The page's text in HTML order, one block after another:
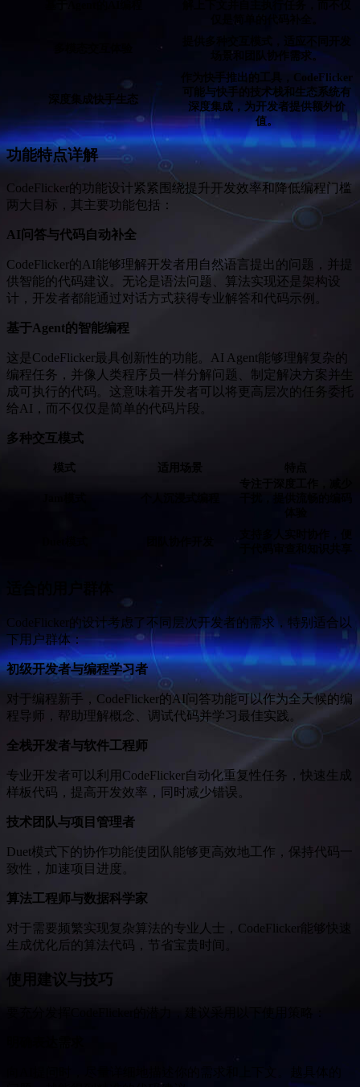
仅是简单的代码补全。
场景和团队协作需求。
深度集成快手生态
作为快手推出的工具，CodeFlicker
可能与快手的技术栈和生态系统有
深度集成，为开发者提供额外价
值。
功能特点详解
CodeFlicker的功能设计紧紧围绕提升开发效率和降低编程门槛
两大目标，其主要功能包括：
AI问答与代码自动补全
CodeFlicker的AI能够理解开发者用自然语言提出的问题，并提
供智能的代码建议。无论是语法问题、算法实现还是架构设
计，开发者都能通过对话方式获得专业解答和代码示例。
基于Agent的智能编程
这是CodeFlicker最具创新性的功能。AI Agent能够理解复杂的
编程任务，并像人类程序员一样分解问题、制定解决方案并生
成可执行的代码。这意味着开发者可以将更高层次的任务委托
给AI，而不仅仅是简单的代码片段。
多种交互模式
模式 适用场景
CodeFlicker的设计考虑了不同层次开发者的需求，特别适合以
下用户群体：
初级开发者与编程学习者
对于编程新手，CodeFlicker的AI问答功能可以作为全天候的编
程导师，帮助理解概念、调试代码并学习最佳实践。
全栈开发者与软件工程师
专业开发者可以利用CodeFlicker自动化重复性任务，快速生成
样板代码，提高开发效率，同时减少错误。
技术团队与项目管理者
Duet模式下的协作功能使团队能够更高效地工作，保持代码一
致性，加速项目进度。
算法工程师与数据科学家
对于需要频繁实现复杂算法的专业人士，CodeFlicker能够快速
生成优化后的算法代码，节省宝贵时间。
使用建议与技巧